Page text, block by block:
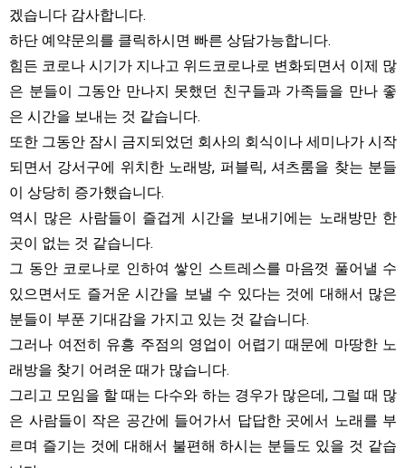
겠습니다 감사합니다.
하단 예약문의를 클릭하시면 빠른 상담가능합니다.
힘든 코로나 시기가 지나고 위드코로나로 변화되면서 이제 많
은 분들이 그동안 만나지 못했던 친구들과 가족들을 만나 좋
은 시간을 보내는 것 같습니다.
또한 그동안 잠시 금지되었던 회사의 회식이나 세미나가 시작
되면서 강서구에 위치한 노래방, 퍼블릭, 셔츠룸을 찾는 분들
이 상당히 증가했습니다.
역시 많은 사람들이 즐겁게 시간을 보내기에는 노래방만 한
곳이 없는 것 같습니다.
그 동안 코로나로 인하여 쌓인 스트레스를 마음껏 풀어낼 수
있으면서도 즐거운 시간을 보낼 수 있다는 것에 대해서 많은
분들이 부푼 기대감을 가지고 있는 것 같습니다.
그러나 여전히 유흥 주점의 영업이 어렵기 때문에 마땅한 노
래방을 찾기 어려운 때가 많습니다.
그리고 모임을 할 때는 다수와 하는 경우가 많은데, 그럴 때 많
은 사람들이 작은 공간에 들어가서 답답한 곳에서 노래를 부
르며 즐기는 것에 대해서 불편해 하시는 분들도 있을 것 같습